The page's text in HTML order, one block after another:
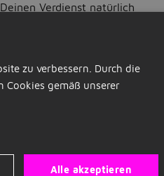
Verdienst natürlich
aussuchen, jedoch solltest
Realschule,
Minijob
für ?-
Marketing / Kommunikation /
DUTCH
zu verbessern. Durch die
Cookies gemäß unserer
Alle akzeptieren